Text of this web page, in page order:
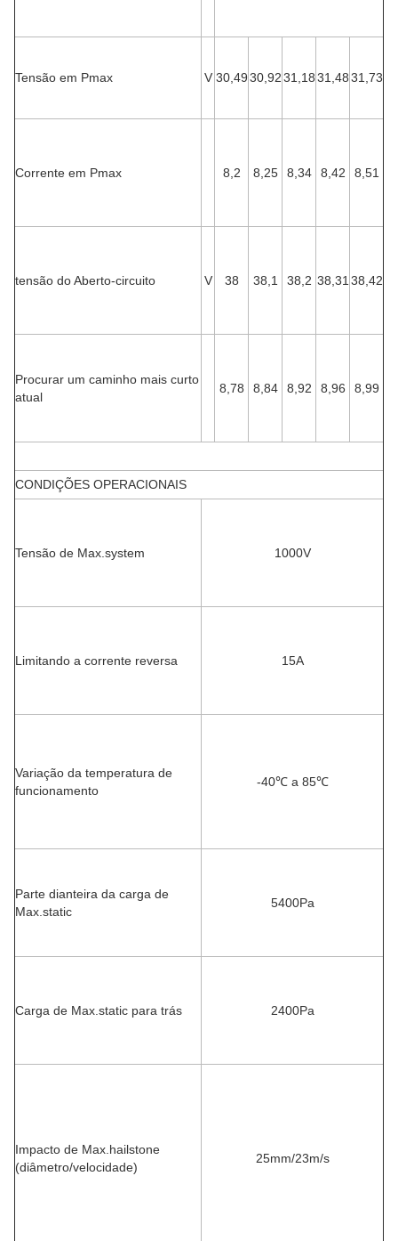
Tensão em Pmax V 30,4930,9231,1831,4831,73
Corrente em Pmax 8,2 8,25 8,34 8,42 8,51
tensão do Aberto-circuito V 38 38,1 38,2 38,31 38,42
Procurar um caminho mais curto
atual
8,78 8,84 8,92 8,96 8,99
CONDIÇÕES OPERACIONAIS
Tensão de Max.system 1000V
Limitando a corrente reversa 15A
Variação da temperatura de
funcionamento
-40℃ a 85℃
Parte dianteira da carga de
Max.static
5400Pa
Carga de Max.static para trás 2400Pa
Impacto de Max.hailstone
(diâmetro/velocidade)
25mm/23m/s